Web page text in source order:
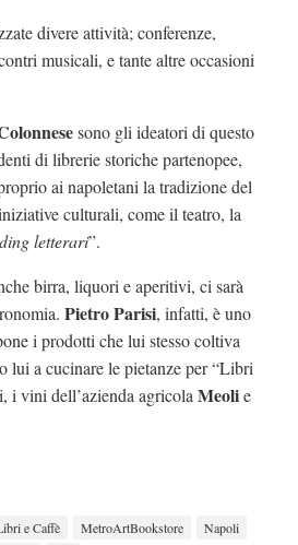
divere attività; conferenze,
musicali, e tante altre occasioni
sono gli ideatori di questo
di librerie storiche partenopee,
ai napoletani la tradizione del
culturali, come il teatro, la
letterari”.
birra, liquori e aperitivi, ci sarà
Pietro Parisi, infatti, è uno
i prodotti che lui stesso coltiva
lui a cucinare le pietanze per “Libri
i vini dell’azienda agricola Meolie
e Caffè MetroArtBookstore
Napoli